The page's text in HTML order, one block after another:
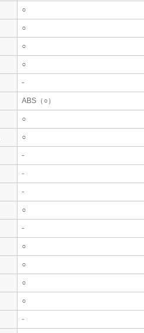
○
○
○
○
-
ABS（○）
○
○
-
-
-
○
-
○
○
○
○
-